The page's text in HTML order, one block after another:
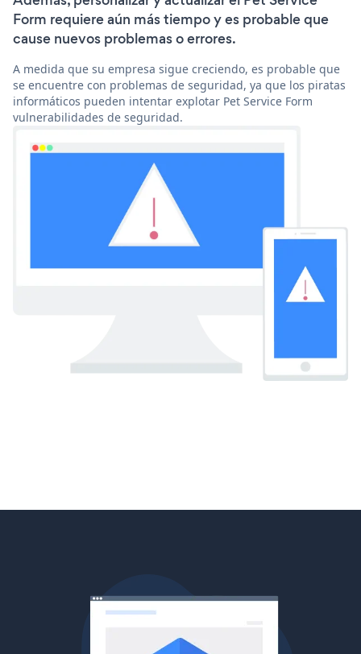
Form requiere aún más tiempo y es probable que
cause nuevos problemas o errores.
A medida que su empresa sigue creciendo, es probable que
se encuentre con problemas de seguridad, ya que los piratas
informáticos pueden intentar explotar Pet Service Form
vulnerabilidades de seguridad.